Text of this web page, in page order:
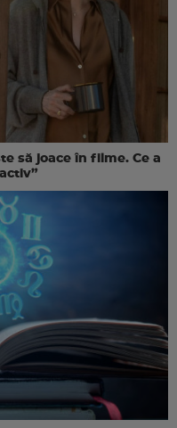
să joace în filme. Ce a